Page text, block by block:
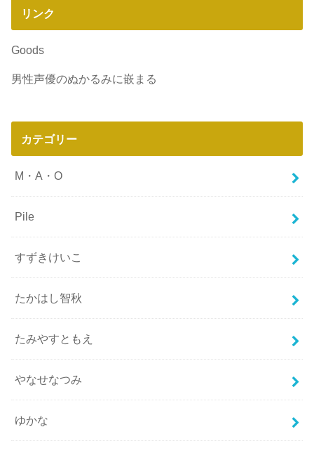
リンク
Goods
男性声優のぬかるみに嵌まる
カテゴリー
M・A・O
Pile
すずきけいこ
たかはし智秋
たみやすともえ
やなせなつみ
ゆかな